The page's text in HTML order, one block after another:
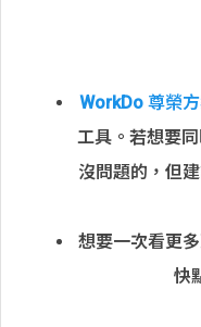
WorkDo 尊榮
工具。若想要
沒問題的，但
想要一次看更
快